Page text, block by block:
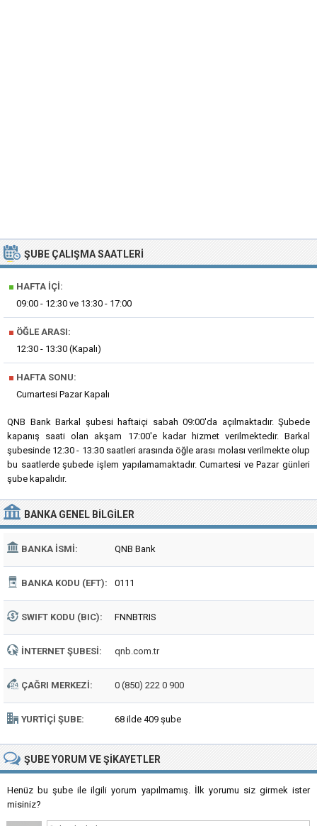
ŞUBE ÇALIŞMA SAATLERI
■ HAFTA İÇI:
09:00 - 12:30 ve 13:30 - 17:00
■ ÖĞLE ARASI:
12:30 - 13:30 (Kapalı)
■ HAFTA SONU:
Cumartesi Pazar Kapalı
QNB Bank Barkal şubesi haftaiçi sabah 09:00'da açılmaktadır. Şubede
kapanış saati olan akşam 17:00'e kadar hizmet verilmektedir. Barkal
şubesinde 12:30 - 13:30 saatleri arasında öğle arası molası verilmekte olup
bu saatlerde şubede işlem yapılamamaktadır. Cumartesi ve Pazar günleri
şube kapalıdır.
BANKA GENEL BILGILER
BANKA İSMI: QNB Bank
BANKA KODU (EFT): 0111
SWIFT KODU (BIC): FNNBTRIS
İNTERNET ŞUBESI: qnb.com.tr
ÇAĞRI MERKEZI: 0 (850) 222 0 900
YURTIÇI ŞUBE: 68 ilde 409 şube
ŞUBEYORUM VE ŞIKAYETLER
Henüz bu şube ile ilgili yorum yapılmamış. İlk yorumu siz girmek ister
misiniz?